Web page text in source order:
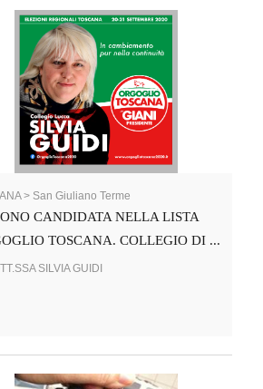
> San Giuliano Terme
CANDIDATA NELLA LISTA
TOSCANA. COLLEGIO DI ...
SILVIA GUIDI